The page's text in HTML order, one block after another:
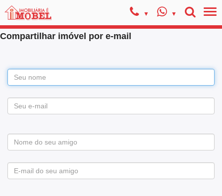
Compartilhar imóvel por e-mail